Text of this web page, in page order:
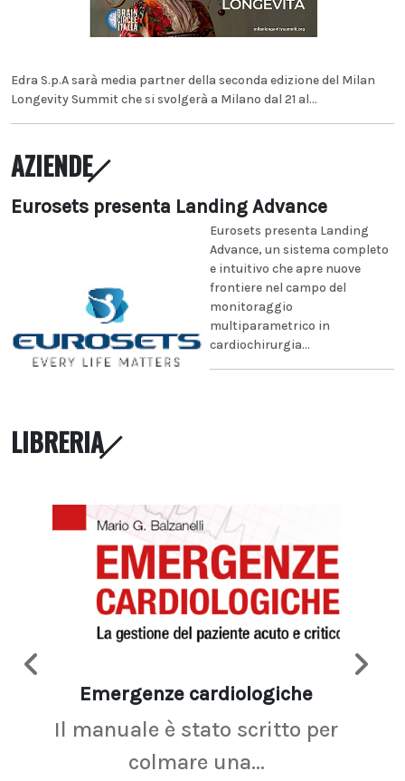
Edra S.p.A sarà media partner della seconda edizione del Milan
Longevity Summit che si svolgerà a Milano dal 21 al...
AZIENDE
Eurosets presenta Landing Advance
Eurosets presenta Landing
Advance, un sistema completo
e intuitivo che apre nuove
frontiere nel campo del
monitoraggio
multiparametrico in
cardiochirurgia...
LIBRERIA
Emergenze cardiologiche
Il manuale è stato scritto per
colmare una...